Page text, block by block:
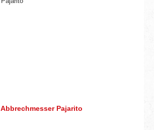
Abbrechmesser Pajarito